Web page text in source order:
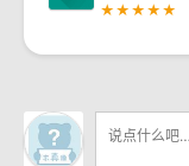
★★★★★